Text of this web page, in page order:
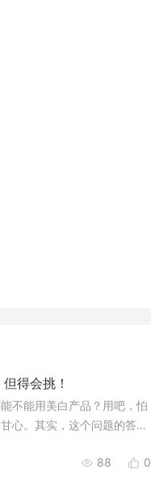
得会挑！
不能用美白产品？用吧，怕
心。其实，这个问题的答案
对了产品，还能在一定程度
“帮手”，哪些成分是“杀
88 0